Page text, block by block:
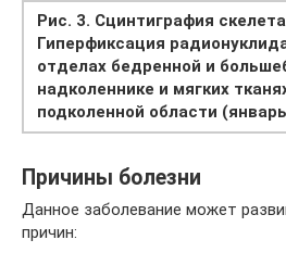
Рис. 3. Сцинтиграфия
Гиперфиксация
отделах бедренной и
надколеннике и мягких
подколенной области
Причины болезни
Данное заболевание может
причин: